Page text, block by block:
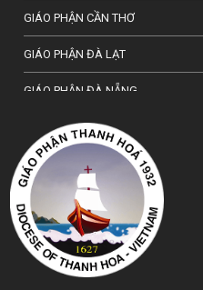
GIÁO PHẬN CẦN THƠ
GIÁO PHẬN ĐÀ LẠT
GIÁO PHẬN ĐÀ NẴNG
TỔNG GIÁO PHẬN HÀ NỘI
GIÁO PHẬN HẢI PHÒNG
TỔNG GIÁO PHẬN HUẾ
GIÁO PHẬN HƯNG HOÁ
GIÁO PHẬN KON TUM